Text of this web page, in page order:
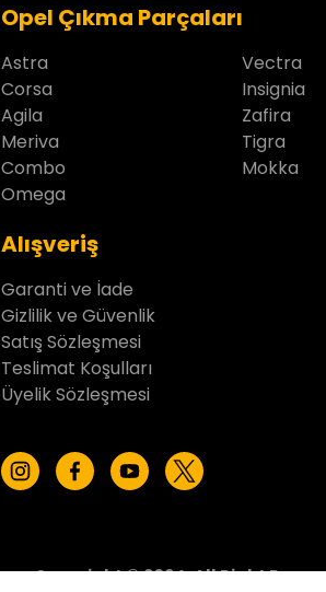
Opel Çıkma Parçaları
Astra
Vectra
Corsa
Insignia
Agila
Zafira
Meriva
Tigra
Combo
Mokka
Omega
Alışveriş
Garanti ve İade
Gizlilik ve Güvenlik
Satış Sözleşmesi
Teslimat Koşulları
Üyelik Sözleşmesi
Copyright © 2024, All Right